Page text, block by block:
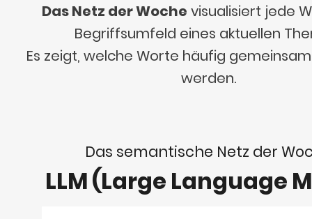
Das Netz der Woche visualisiert jede
Begriffsumfeld eines aktuellen
Es zeigt, welche Worte häufig
werden.
Das semantische Netz der
LLM (Large Language